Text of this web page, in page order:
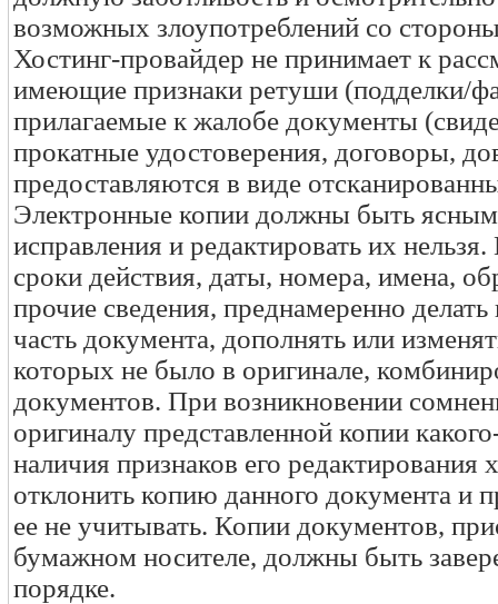
возможных злоупотреблений со
Хостинг-провайдер не принимает к
имеющие признаки ретуши (подделки/
прилагаемые к жалобе документы
прокатные удостоверения, договоры,
предоставляются в виде
Электронные копии должны быть
исправления и редактировать их
сроки действия, даты, номера, имена,
прочие сведения, преднамеренно
часть документа, дополнять или
которых не было в оригинале,
документов. При возникновении
оригиналу представленной копии
наличия признаков его редактирования
отклонить копию данного документа и
ее не учитывать. Копии документов,
бумажном носителе, должны быть
порядке.